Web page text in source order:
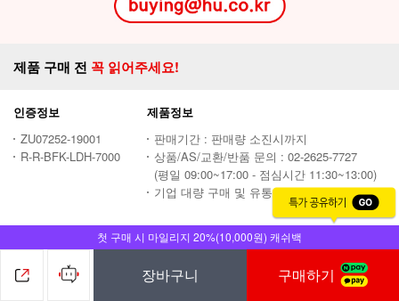
첫 구매 시 마일리지 20%(10,000원) 캐쉬백
장바구니 구매하기